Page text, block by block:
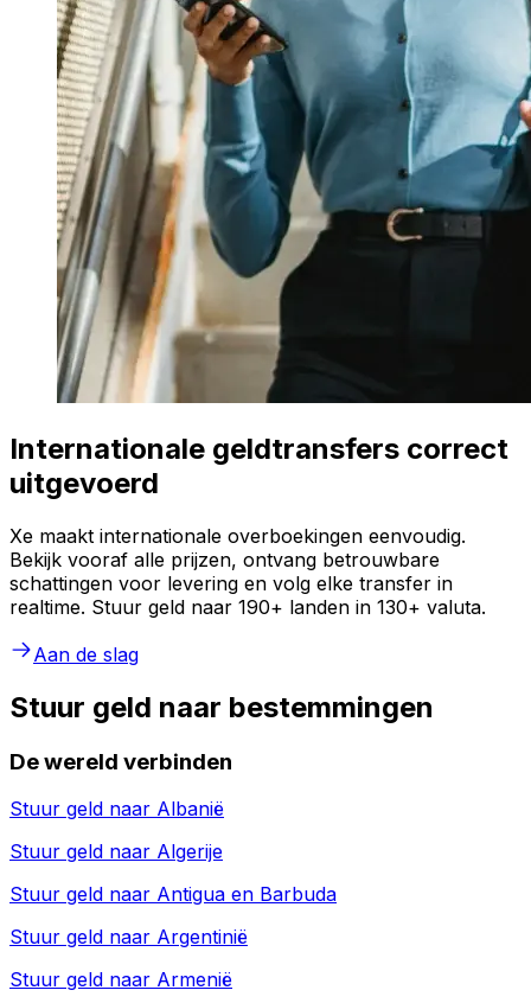
Internationale geldtransfers correct
uitgevoerd
Xe maakt internationale overboekingen eenvoudig.
Bekijk vooraf alle prijzen, ontvang betrouwbare
schattingen voor levering en volg elke transfer in
realtime. Stuur geld naar 190+ landen in 130+ valuta.
Aan de slag
Stuur geld naar bestemmingen
De wereld verbinden
Stuur geld naar Albanië
Stuur geld naar Algerije
Stuur geld naar Antigua en Barbuda
Stuur geld naar Argentinië
Stuur geld naar Armenië